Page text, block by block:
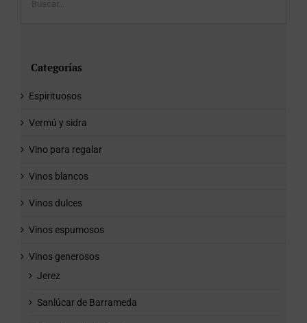
Categorías
Espirituosos
Vermú y sidra
Vino para regalar
Vinos blancos
Vinos dulces
Vinos espumosos
Vinos generosos
Jerez
Sanlúcar de Barrameda